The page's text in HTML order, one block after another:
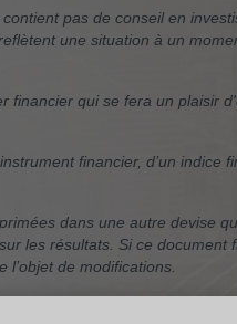
pas de conseil en
une situation à un
financier qui se fera un plaisir
financier, d’un indice
dans une autre devise
les résultats. Si ce document
de modifications.